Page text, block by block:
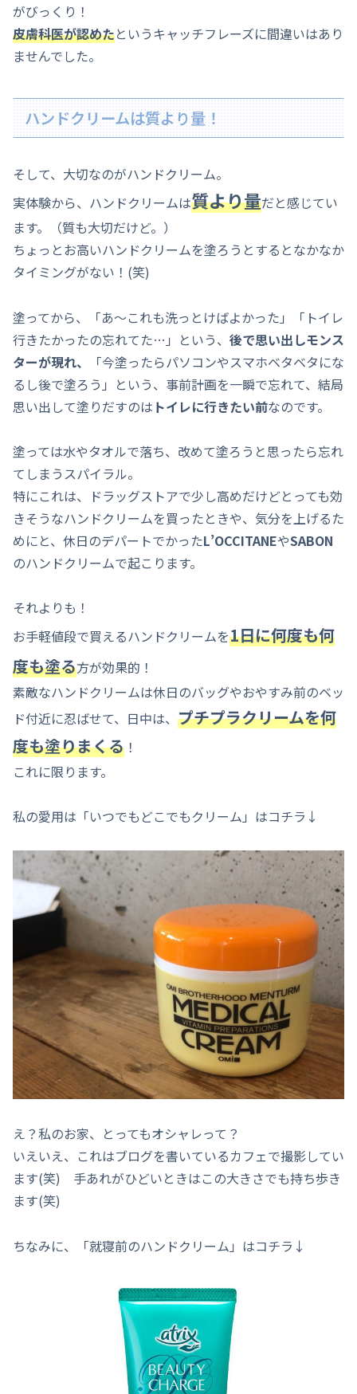
がびっくり！
皮膚科医が認めたというキャッチフレーズに間違いはあり
ませんでした。
ハンドクリームは質より量！
そして、大切なのがハンドクリーム。
実体験から、ハンドクリームは質より量だと感じてい
ます。（質も大切だけど。）
ちょっとお高いハンドクリームを塗ろうとするとなかなか
タイミングがない！(笑)
塗ってから、「あ～これも洗っとけばよかった」「トイレ
行きたかったの忘れてた…」という、 後で思い出しモンス
ターが現れ、
「今塗ったらパソコンやスマホベタベタにな
るし後で塗ろう」という、事前計画を一瞬で忘れて、結局
思い出して塗りだすのは トイレに行きたい前なのです。
塗っては水やタオルで落ち、改めて塗ろうと思ったら忘れ
てしまうスパイラル。
特にこれは、ドラッグストアで少し高めだけどとっても効
きそうなハンドクリームを買ったときや、気分を上げるた
めにと、休日のデパートでかったL’OCCITANEやSABON
のハンドクリームで起こります。
それよりも！
お手軽値段で買えるハンドクリームを1日に何度も何
度も塗る方が効果的！
素敵なハンドクリームは休日のバッグやおやすみ前のベッ
ド付近に忍ばせて、日中は、 プチプラクリームを何
度も塗りまくる ！
これに限ります。
私の愛用は「いつでもどこでもクリーム」はコチラ↓
え？私のお家、とってもオシャレって？
いえいえ、これはブログを書いているカフェで撮影してい
ます(笑) 手あれがひどいときはこの大きさでも持ち歩き
ます(笑)
ちなみに、「就寝前のハンドクリーム」はコチラ↓